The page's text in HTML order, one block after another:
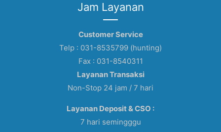
Jam Layanan
Customer Service
Telp : 031-8535799 (hunting)
Fax : 031-8540311
Layanan Transaksi
Non-Stop 24 jam / 7 hari
Layanan Deposit & CSO :
7 hari semingggu